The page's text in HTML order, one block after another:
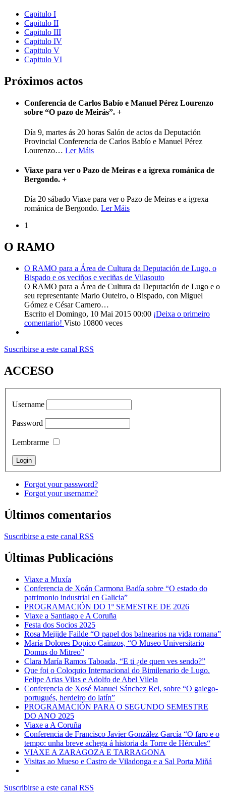
Capitulo I
Capitulo II
Capitulo III
Capitulo IV
Capitulo V
Capitulo VI
Próximos actos
Conferencia de Carlos Babío e Manuel Pérez Lourenzo
sobre “O pazo de Meirás”. +
Día 9, martes ás 20 horas Salón de actos da Deputación
Provincial Conferencia de Carlos Babío e Manuel Pérez
Lourenzo… Ler Máis
Viaxe para ver o Pazo de Meiras e a igrexa románica de
Bergondo. +
Día 20 sábado Viaxe para ver o Pazo de Meiras e a igrexa
románica de Bergondo. Ler Máis
1
O RAMO
O RAMO para a Área de Cultura da Deputación de Lugo, o
Bispado e os veciños e veciñas de Vilasouto
O RAMO para a Área de Cultura da Deputación de Lugo e o
seu representante Mario Outeiro, o Bispado, con Miguel
Gómez e César Carnero…
Escrito el Domingo, 10 Mai 2015 00:00 ¡Deixa o primeiro
comentario! Visto 10800 veces
Suscribirse a este canal RSS
ACCESO
Username
Password
Lembrarme
Forgot your password?
Forgot your username?
Últimos comentarios
Suscribirse a este canal RSS
Últimas Publicacións
Viaxe a Muxía
Conferencia de Xoán Carmona Badía sobre “O estado do
patrimonio industrial en Galicia”
PROGRAMACIÓN DO 1º SEMESTRE DE 2026
Viaxe a Santiago e A Coruña
Festa dos Socios 2025
Rosa Meijide Failde “O papel dos balnearios na vida romana”
María Dolores Dopico Cainzos, “O Museo Universitario
Domus do Mitreo”
Clara María Ramos Taboada, “E ti ¿de quen ves sendo?”
Que foi o Coloquio Internacional do Bimilenario de Lugo.
Felipe Arias Vilas e Adolfo de Abel Vilela
Conferencia de Xosé Manuel Sánchez Rei, sobre “O galego-
portugués, herdeiro do latín”
PROGRAMACIÓN PARA O SEGUNDO SEMESTRE
DO ANO 2025
Viaxe a A Coruña
Conferencia de Francisco Javier González García “O faro e o
tempo: unha breve achega á historia da Torre de Hércules“
VIAXE A ZARAGOZA E TARRAGONA
Visitas ao Mueso e Castro de Viladonga e a Sal Porta Miñá
Suscribirse a este canal RSS